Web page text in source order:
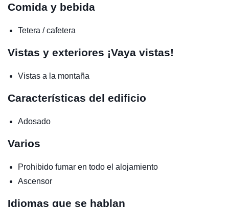
Comida y bebida
Tetera / cafetera
Vistas y exteriores ¡Vaya vistas!
Vistas a la montaña
Características del edificio
Adosado
Varios
Prohibido fumar en todo el alojamiento
Ascensor
Idiomas que se hablan